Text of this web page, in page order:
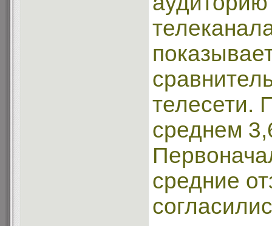
телесети.
среднем
средние